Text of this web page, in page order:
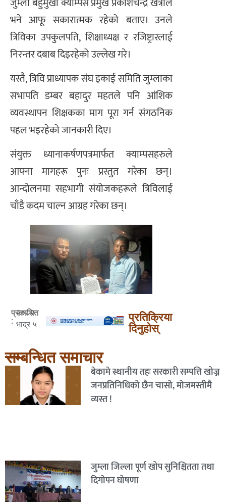
भने आफू सकारात्मक रहेको बताए। उनले
त्रिविका उपकुलपति, शिक्षाध्यक्ष र रजिष्ट्रारलाई
निरन्तर दबाब दिइरहेको उल्लेख गरे।
यस्तै, त्रिवि प्राध्यापक संघ इकाई समिति जुम्लाका
सभापति डम्बर बहादुर महतले पनि आंशिक
व्यवस्थापन शिक्षकका माग पूरा गर्न संगठनिक
पहल भइरहेको जानकारी दिए।
संयुक्त ध्यानाकर्षणपत्रमार्फत क्याम्पसहरुले
आफ्ना मागहरू पुनः प्रस्तुत गरेका छन्।
आन्दोलनमा सहभागी संयोजकहरूले त्रिविलाई
चाँडै कदम चाल्न आग्रह गरेका छन्।
प्रकाशित
:
२०८२
भाद्र ५
प्रतिक्रिया
दिनुहोस्
सम्बन्धित समाचार
बेकामे स्थानीय तहः सरकारी सम्पत्ति खोज्न
जनप्रतिनिधिको छैन चासो, मोजमस्तीमै
व्यस्त !
जुम्ला जिल्ला पूर्ण खोप सुनिश्चितता तथा
दिगोपन घोषणा